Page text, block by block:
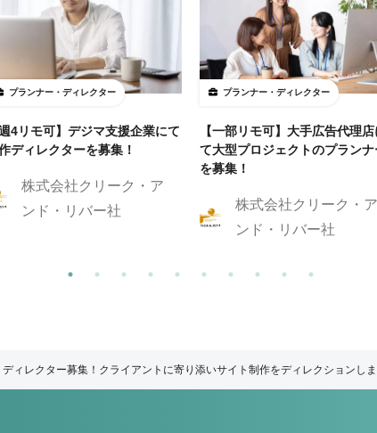
プランナー・ディレクター
週4リモ可】デジマ支援企業にて
ディレクターを募集！
株式会社クリーク・ア
ンド・リバー社
プランナー・ディレクター
【一部リモ可】大手広告代理店
て大型プロジェクトのプランナ
を募集！
株式会社クリーク・ア
ンド・リバー社
ディレクター募集！クライアントに寄り添いサイト制作をディレクションし